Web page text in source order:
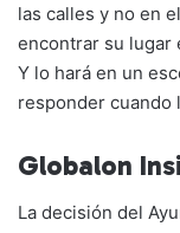
las calles y no en
encontrar su lugar
Y lo hará en un
responder cuando
Globalon
La decisión del